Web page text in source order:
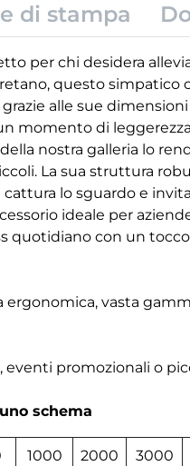
di stampa
per chi desidera
questo
alle sue
momento di
nostra galleria lo
La sua struttura
lo sguardo e
ideale per
quotidiano con un
vasta
promozionali o
schema
1000 2000 3000